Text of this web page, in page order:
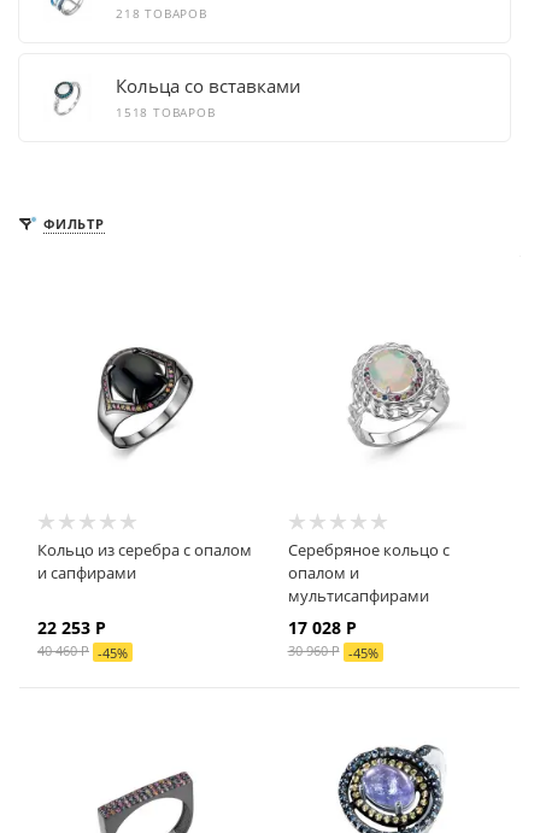
218 ТОВАРОВ
Кольца со вставками
1518 ТОВАРОВ
ФИЛЬТР
Кольцо из серебра с опалом
и сапфирами
22 253 Р
40 460Р -45%
Серебряное кольцо с
опалом и
мультисапфирами
17 028 Р
30 960 Р -45%